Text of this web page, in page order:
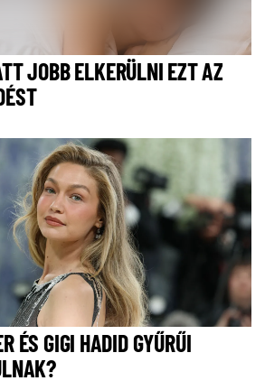
JOBB ELKERÜLNI EZT AZ
ÉS GIGI HADID GYŰRŰI